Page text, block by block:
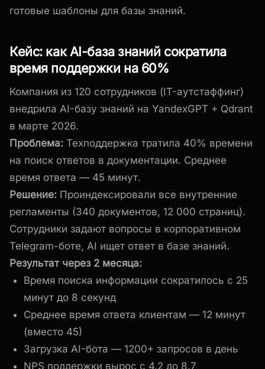
готовые шаблоны для базы знаний.
Кейс: как AI-база знаний сократила
время поддержки на 60%
Компания из 120 сотрудников (IT-аутстаффинг)
внедрила AI-базу знаний на YandexGPT + Qdrant
в марте 2026.
Проблема: Техподдержка тратила 40% времени
на поиск ответов в документации. Среднее
время ответа — 45 минут.
Решение: Проиндексировали все внутренние
регламенты (340 документов, 12 000 страниц).
Сотрудники задают вопросы в корпоративном
Telegram-боте, AI ищет ответ в базе знаний.
Результат через 2 месяца:
Время поиска информации сократилось с 25
минут до 8 секунд
Среднее время ответа клиентам — 12 минут
(вместо 45)
Загрузка AI-бота — 1200+ запросов в день
NPS поддержки вырос с 4.2 до 8.7